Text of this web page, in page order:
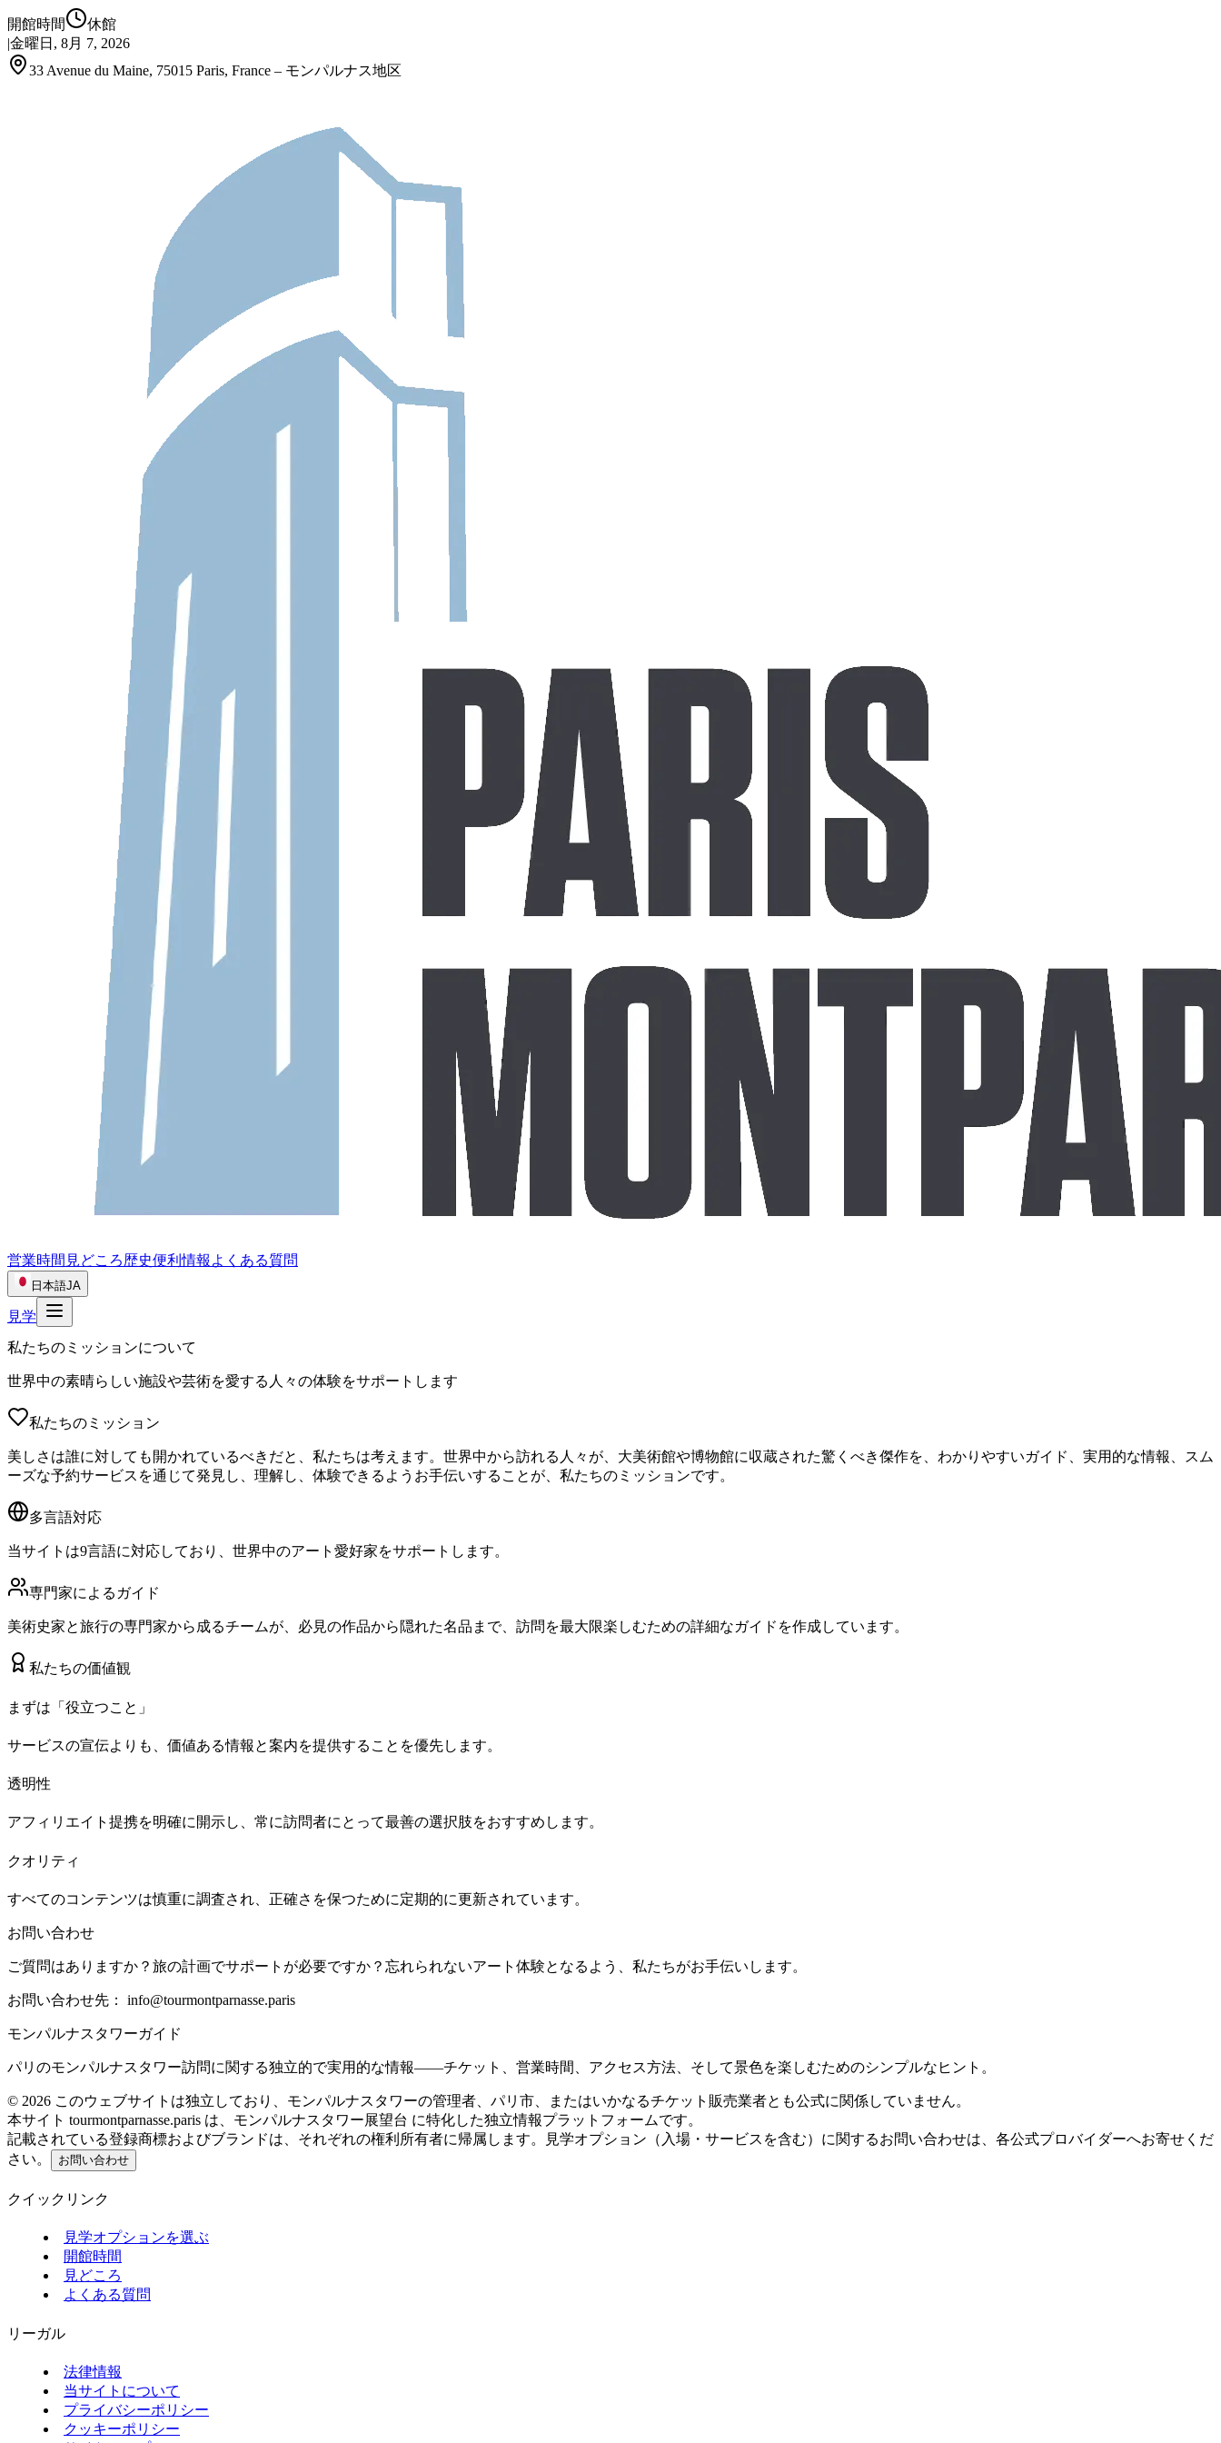
開館時間
休館
|金曜日, 8月 7, 2026
33 Avenue du Maine, 75015 Paris, France – モンパルナス地区
営業時間 見どころ歴史便利情報 よくある質問
日本語JA
見学
私たちのミッションについて
世界中の素晴らしい施設や芸術を愛する人々の体験をサポートします
私たちのミッション
美しさは誰に対しても開かれているべきだと、私たちは考えます。世界中から訪れる人々が、大美術館や博物館に収蔵された驚くべき傑作を、わかりやすいガイド、実用的な情報、スム
ーズな予約サービスを通じて発見し、理解し、体験できるようお手伝いすることが、私たちのミッションです。
多言語対応
当サイトは9言語に対応しており、世界中のアート愛好家をサポートします。
専門家によるガイド
美術史家と旅行の専門家から成るチームが、必見の作品から隠れた名品まで、訪問を最大限楽しむための詳細なガイドを作成しています。
私たちの価値観
まずは「役立つこと」
サービスの宣伝よりも、価値ある情報と案内を提供することを優先します。
透明性
アフィリエイト提携を明確に開示し、常に訪問者にとって最善の選択肢をおすすめします。
クオリティ
すべてのコンテンツは慎重に調査され、正確さを保つために定期的に更新されています。
お問い合わせ
ご質問はありますか？旅の計画でサポートが必要ですか？忘れられないアート体験となるよう、私たちがお手伝いします。
お問い合わせ先： info@tourmontparnasse.paris
モンパルナスタワーガイド
パリのモンパルナスタワー訪問に関する独立的で実用的な情報——チケット、営業時間、アクセス方法、そして景色を楽しむためのシンプルなヒント。
© 2026 このウェブサイトは独立しており、モンパルナスタワーの管理者、パリ市、またはいかなるチケット販売業者とも公式に関係していません。
本サイト tourmontparnasse.paris は、モンパルナスタワー展望台 に特化した独立情報プラットフォームです。
記載されている登録商標およびブランドは、それぞれの権利所有者に帰属します。見学オプション（入場・サービスを含む）に関するお問い合わせは、各公式プロバイダーへお寄せくだ
さい。
お問い合わせ
クイックリンク
見学オプションを選ぶ
開館時間
見どころ
よくある質問
リーガル
法律情報
当サイトについて
プライバシーポリシー
クッキーポリシー